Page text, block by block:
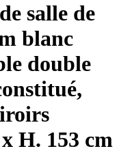
salle de
blanc
double
H. 153 cm